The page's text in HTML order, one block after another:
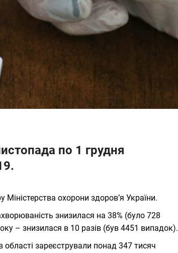
по 1 грудня
охорони здоров’я України.
знизилася на 38% (було 728
– знизилася в 10 разів (був 4451 випадок).
зареєстрували понад 347 тисяч